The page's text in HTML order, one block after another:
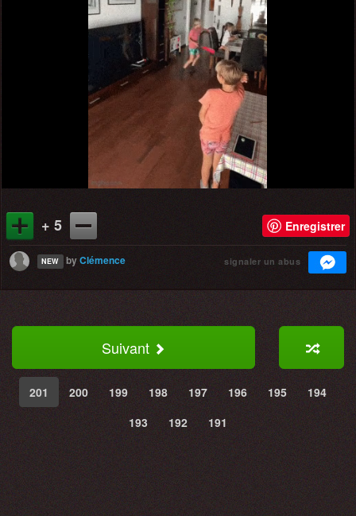
+ 5 Enregistrer
NEW byClémence signaler un abus
Suivant
201 200 199 198 197 196 195
194
193
192 191